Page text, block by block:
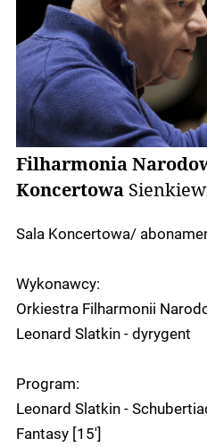
Filharmonia
Koncertowa
Sala Koncertowa/
Wykonawcy:
Orkiestra Filharmonii
Leonard Slatkin - dyrygent
Program:
Leonard Slatkin -
Fantasy [15']